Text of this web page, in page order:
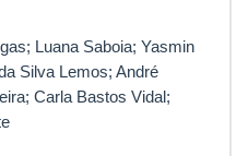
Luana Saboia; Yasmin
Silva Lemos; André
Carla Bastos Vidal;